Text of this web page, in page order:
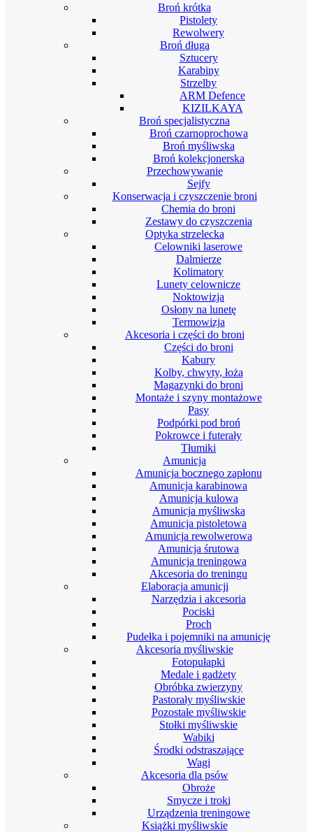
Broń krótka
Pistolety
Rewolwery
Broń długa
Sztucery
Karabiny
Strzelby
ARM Defence
KIZILKAYA
Broń specjalistyczna
Broń czarnoprochowa
Broń myśliwska
Broń kolekcjonerska
Przechowywanie
Sejfy
Konserwacja i czyszczenie broni
Chemia do broni
Zestawy do czyszczenia
Optyka strzelecka
Celowniki laserowe
Dalmierze
Kolimatory
Lunety celownicze
Noktowizja
Osłony na lunetę
Termowizja
Akcesoria i części do broni
Części do broni
Kabury
Kolby, chwyty, łoża
Magazynki do broni
Montaże i szyny montażowe
Pasy
Podpórki pod broń
Pokrowce i futerały
Tłumiki
Amunicja
Amunicja bocznego zapłonu
Amunicja karabinowa
Amunicja kulowa
Amunicja myśliwska
Amunicja pistoletowa
Amunicja rewolwerowa
Amunicja śrutowa
Amunicja treningowa
Akcesoria do treningu
Elaboracja amunicji
Narzędzia i akcesoria
Pociski
Proch
Pudełka i pojemniki na amunicję
Akcesoria myśliwskie
Fotopułapki
Medale i gadżety
Obróbka zwierzyny
Pastorały myśliwskie
Pozostałe myśliwskie
Stołki myśliwskie
Wabiki
Środki odstraszające
Wagi
Akcesoria dla psów
Obroże
Smycze i troki
Urządzenia treningowe
Książki myśliwskie